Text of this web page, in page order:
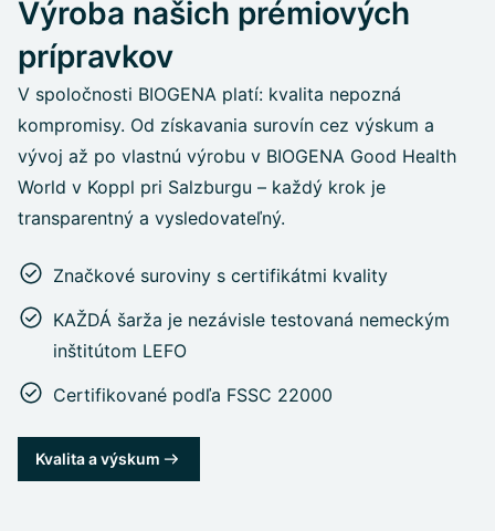
Výroba našich prémiových
prípravkov
V spoločnosti BIOGENA platí: kvalita nepozná
kompromisy. Od získavania surovín cez výskum a
vývoj až po vlastnú výrobu v BIOGENA Good Health
World v Koppl pri Salzburgu – každý krok je
transparentný a vysledovateľný.
Značkové suroviny s certifikátmi kvality
KAŽDÁ šarža je nezávisle testovaná nemeckým
inštitútom LEFO
Certifikované podľa FSSC 22000
Kvalita a výskum